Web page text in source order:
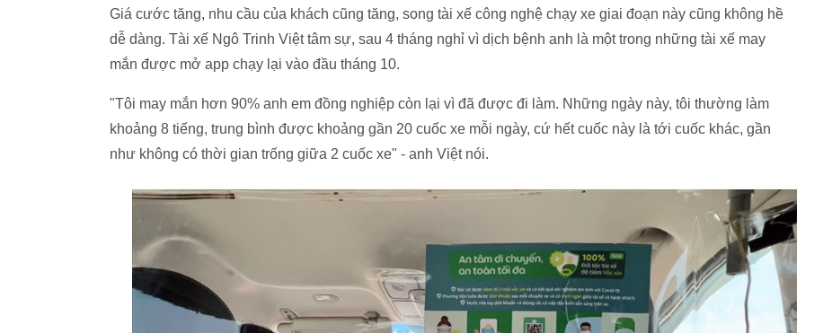
Giá cước tăng, nhu cầu của khách cũng tăng, song tài xế công nghệ chạy xe giai đoạn này cũng không hề
dễ dàng. Tài xế Ngô Trinh Việt tâm sự, sau 4 tháng nghỉ vì dịch bệnh anh là một trong những tài xế may
mắn được mở app chạy lại vào đầu tháng 10.
"Tôi may mắn hơn 90% anh em đồng nghiệp còn lại vì đã được đi làm. Những ngày này, tôi thường làm
khoảng 8 tiếng, trung bình được khoảng gần 20 cuốc xe mỗi ngày, cứ hết cuốc này là tới cuốc khác, gần
như không có thời gian trống giữa 2 cuốc xe" - anh Việt nói.